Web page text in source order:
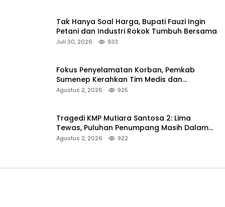
Tak Hanya Soal Harga, Bupati Fauzi Ingin
Petani dan Industri Rokok Tumbuh Bersama
Juli 30, 2026 933
Fokus Penyelamatan Korban, Pemkab
Sumenep Kerahkan Tim Medis dan
Ambulans ke Pelabuhan Kalianget
Agustus 2, 2026 925
Tragedi KMP Mutiara Santosa 2: Lima
Tewas, Puluhan Penumpang Masih Dalam
Pencarian
Agustus 2, 2026 922